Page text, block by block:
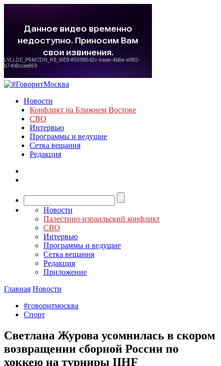
Новости
Конфликт на Ближнем Востоке
СВО
Интервью
Программы и ведущие
Сетка вещания
Редакция
Новости
Палестино-израильский конфликт
СВО
Интервью
Программы и ведущие
Сетка вещания
Редакция
Приложение
Главная Новости
#говоритмосква
Спорт
Светлана Журова усомнилась в скором
возвращении сборной России по
хоккею на турниры IIHF